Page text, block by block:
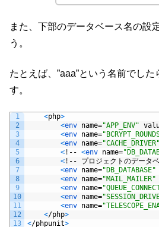
また、下部のデータベース名の設
う。
たとえば、”aaa”という名前でし
す。
1
2
3
4
5
6
7
8
9
10
11
12
13
<php>
<env name="APP_ENV"
<env name=
<env name="CACHE_DRIVER"
< ! -- <env name=
< ! -- プロジェクトのデータ
<env name="DB_DATABASE"
<env name="MAIL_MAILER"
<env name=
<env name=
<env name=
</php>
</phpunit>